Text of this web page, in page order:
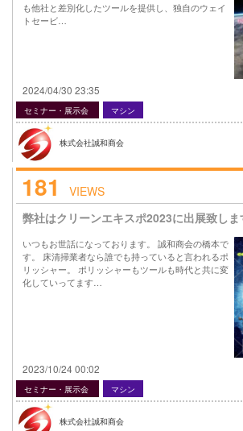
も他社と差別化したツールを提供し、独自のウェイ
トセービ…
2024/04/30 23:35
セミナー・展示会 マシン
株式会社誠和商会
181
VIEWS
弊社はクリーンエキスポ2023に出展致しま
いつもお世話になっております。 誠和商会の橋本で
す。 床清掃業者なら誰でも持っていると言われるポ
リッシャー。 ポリッシャーもツールも時代と共に変
化していってます…
2023/10/24 00:02
セミナー・展示会 マシン
株式会社誠和商会